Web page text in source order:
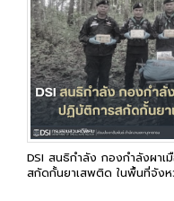
DSI สนธิกำลัง กองกำลังผา
สกัดกั้นยาเสพติด ในพื้นที่จังห